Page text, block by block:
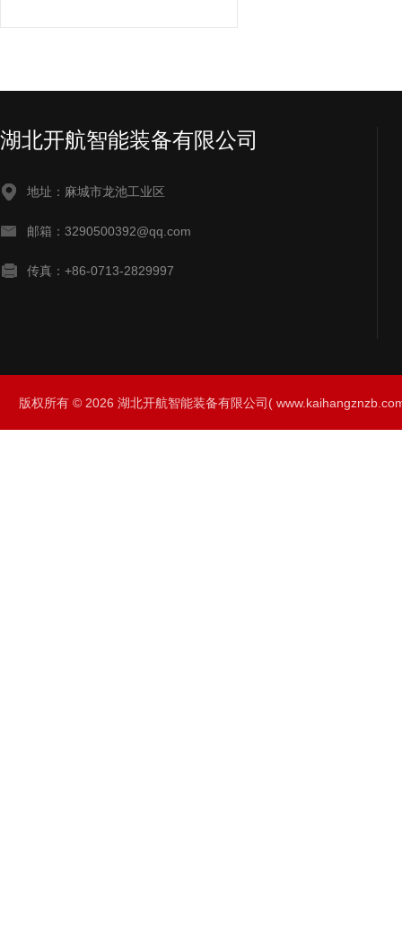
湖北开航智能装备有限公司
地址：麻城市龙池工业区
邮箱：3290500392@qq.com
传真：+86-0713-2829997
版权所有 © 2026 湖北开航智能装备有限公司(